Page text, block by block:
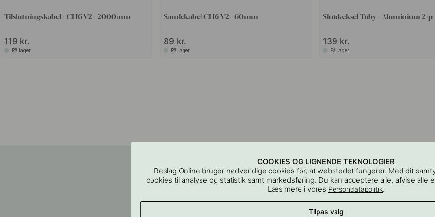
Tilslutningskabel - CH6 V2 - 2000mm
119 kr.
På lager
Samlekabel CH6 V2 - 60mm
89 kr.
På lager
Slutdæksel Tuby - Aluminium 2-p
139 kr.
På lager
COOKIES OG LIGNENDE TEKNOLOGIER
Beslag Online bruger nødvendige cookies for, at webstedet fungerer. Med dit
cookies til analyse og statistik samt markedsføring. Du kan acceptere alle, afvise alle
Læs mere i vores Persondatapolitik.
Tilpas valg